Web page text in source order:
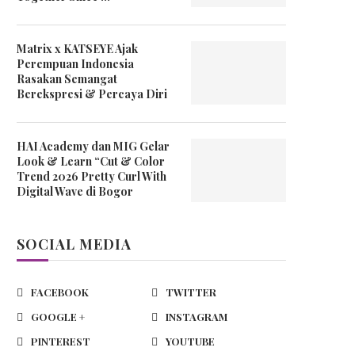
Matrix x KATSEYE Ajak
Perempuan Indonesia
Rasakan Semangat
Berekspresi & Percaya Diri
HAI Academy dan MIG Gelar
Look & Learn “Cut & Color
Trend 2026 Pretty Curl With
Digital Wave di Bogor
SOCIAL MEDIA
FACEBOOK
TWITTER
GOOGLE +
INSTAGRAM
PINTEREST
YOUTUBE